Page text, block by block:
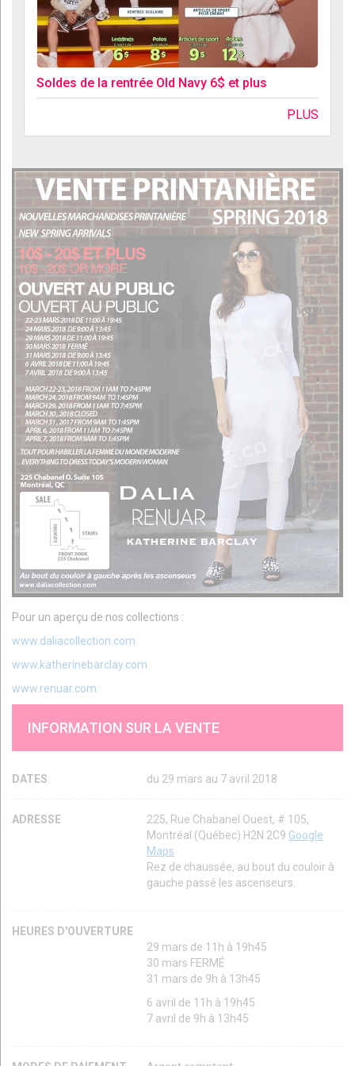
Soldes de la rentrée Old Navy 6$ et plus
PLUS
Pour un aperçu de nos collections :
www.daliacollection.com
www.katherinebarclay.com
www.renuar.com
INFORMATION SUR LA VENTE
DATES du 29 mars au 7 avril 2018
ADRESSE
225, Rue Chabanel Ouest, # 105,
Montréal (Québec) H2N 2C9 Google
Maps
Rez de chaussée, au bout du couloir à
gauche passé les ascenseurs.
HEURES D'OUVERTURE
29 mars de 11h à 19h45
30 mars FERMÉ
31 mars de 9h à 13h45
6 avril de 11h à 19h45
7 avril de 9h à 13h45